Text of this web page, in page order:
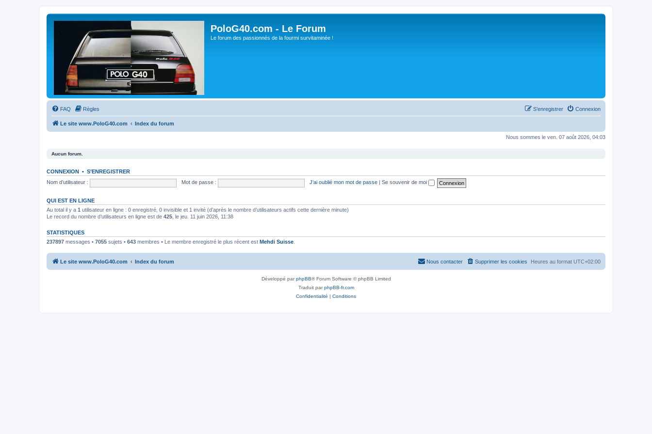
PoloG40.com - Le Forum
Le forum des passionnés de la fourmi survitaminée !
FAQ Règles Connexion
S’enregistrer
Le site www.PoloG40.com Index du forum
Nous sommes le ven. 07 août 2026, 04:03
Aucun forum.
CONNEXION • S’ENREGISTRER
Nom d’utilisateur :
Mot de passe : J’ai oublié mon mot de passe Se souvenir de moi
QUI EST EN LIGNE
Au total il y a 1 utilisateur en ligne : 0 enregistré, 0 invisible et 1 invité (d’après le nombre d’utilisateurs actifs cette dernière minute)
Le record du nombre d’utilisateurs en ligne est de 425 , le jeu. 11 juin 2026, 11:38
STATISTIQUES
237897 messages • 7055 sujets • 643 membres • Le membre enregistré le plus récent est Mehdi Suisse
Le site www.PoloG40.com Index du forum Heures au format UTC+02:00
Supprimer les cookies
Nous contacter
Développé parphpBB® Forum Software © phpBB Limited
Traduit parphpBB-fr.com
Confidentialité | Conditions